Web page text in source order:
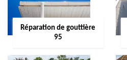
Réparation de gouttière
95